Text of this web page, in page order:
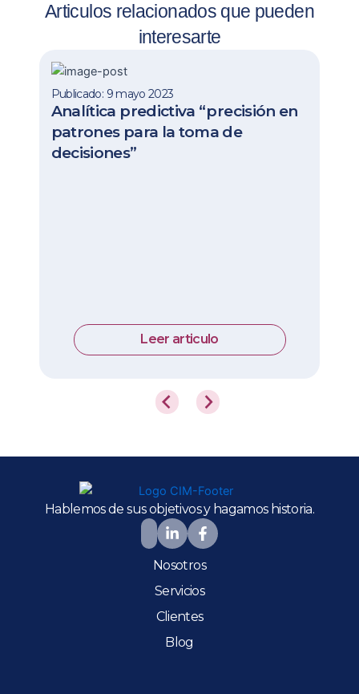
Articulos relacionados que pueden
interesarte
Publicado: 9 mayo 2023
Analítica predictiva “precisión en
patrones para la toma de
decisiones”
Leer articulo
Hablemos de sus objetivos y hagamos historia.
Nosotros
Servicios
Clientes
Blog